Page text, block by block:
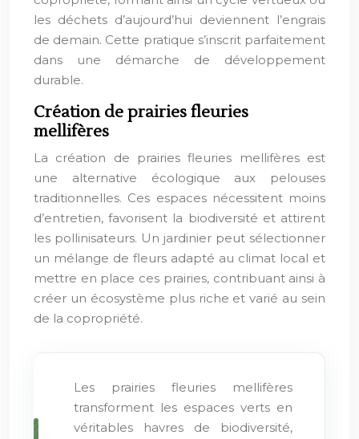
les déchets d’aujourd’hui deviennent l’engrais
de demain. Cette pratique s’inscrit parfaitement
dans une démarche de développement
durable.
Création de prairies fleuries
mellifères
La création de prairies fleuries mellifères est
une alternative écologique aux pelouses
traditionnelles. Ces espaces nécessitent moins
d’entretien, favorisent la biodiversité et attirent
les pollinisateurs. Un jardinier peut sélectionner
un mélange de fleurs adapté au climat local et
mettre en place ces prairies, contribuant ainsi à
créer un écosystème plus riche et varié au sein
de la copropriété.
Les prairies fleuries mellifères
transforment les espaces verts en
véritables havres de biodiversité,